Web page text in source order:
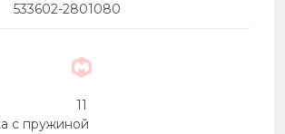
533602-2801080
11
с пружиной